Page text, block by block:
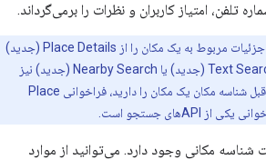
تلفن، امتیاز کاربران و نظرات را برمی‌گرداند.
شما می‌توانید همان جزئیات مربوط به یک مکان را از Place Details (جدید)
دریافت کنید که می‌توانید از Text Search (جدید) یا Nearby Search (جدید) نیز
دریافت کنید. با این حال، اگر از قبل شناسه مکان یک مکان را دارید، فراخوانی Place
شناسه مکانی وجود دارد. می‌توانید از موارد